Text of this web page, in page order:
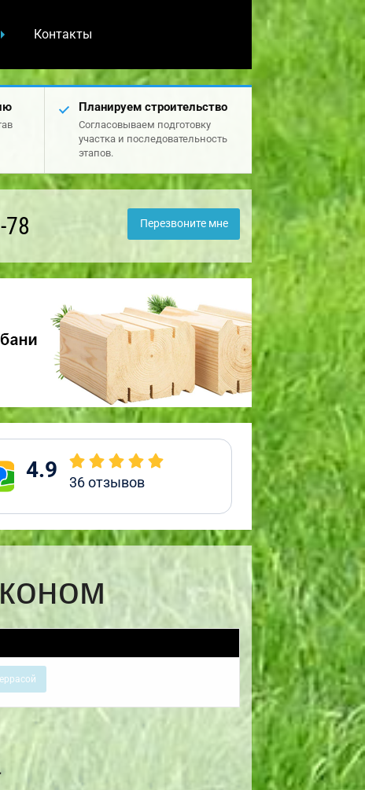
Контакты
Планируем строительство
Согласовываем подготовку
участка и последовательность
этапов.
78 Перезвоните мне
4.9 36отзывов